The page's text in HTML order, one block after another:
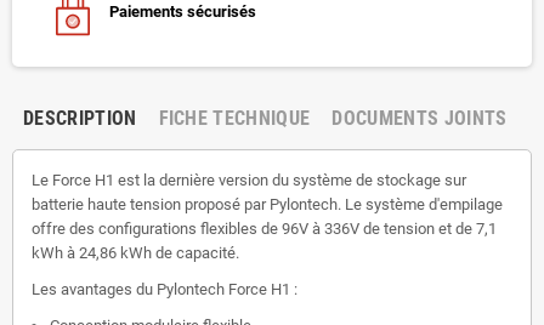
Paiements sécurisés
DESCRIPTION FICHE TECHNIQUE DOCUMENTS JOINTS
Le Force H1 est la dernière version du système de stockage sur
batterie haute tension proposé par Pylontech. Le système d'empilage
offre des configurations flexibles de 96V à 336V de tension et de 7,1
kWh à 24,86 kWh de capacité.
Les avantages du Pylontech Force H1 :